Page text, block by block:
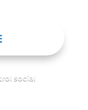
social